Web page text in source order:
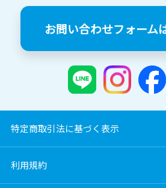
お問い合わせフォーム
特定商取引法に基づく表示
利用規約